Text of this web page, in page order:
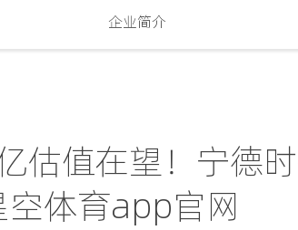
企业简介
估值在望！宁德
体育app官网